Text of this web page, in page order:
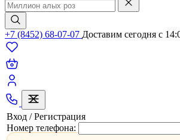
+7 (8452) 68-07-07 Доставим сегодня c
Вход / Регистрация
Номер телефона: